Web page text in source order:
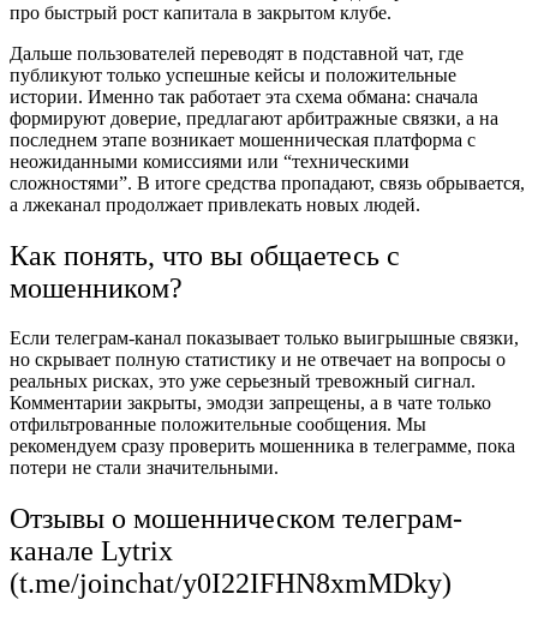
про быстрый рост капитала в закрытом клубе.
Дальше пользователей переводят в подставной чат, где
публикуют только успешные кейсы и положительные
истории. Именно так работает эта схема обмана: сначала
формируют доверие, предлагают арбитражные связки, а на
последнем этапе возникает мошенническая платформа с
неожиданными комиссиями или “техническими
сложностями”. В итоге средства пропадают, связь обрывается,
а лжеканал продолжает привлекать новых людей.
Как понять, что вы общаетесь с
мошенником?
Если телеграм-канал показывает только выигрышные связки,
но скрывает полную статистику и не отвечает на вопросы о
реальных рисках, это уже серьезный тревожный сигнал.
Комментарии закрыты, эмодзи запрещены, а в чате только
отфильтрованные положительные сообщения. Мы
рекомендуем сразу проверить мошенника в телеграмме, пока
потери не стали значительными.
Отзывы о мошенническом телеграм-
канале Lytrix
(t.me/joinchat/y0I22IFHN8xmMDky)